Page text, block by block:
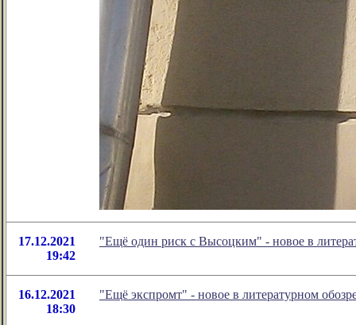
17.12.2021
19:42
"Ещё один риск с Высоцким" - новое в
16.12.2021
18:30
"Ещё экспромт" - новое в литературном